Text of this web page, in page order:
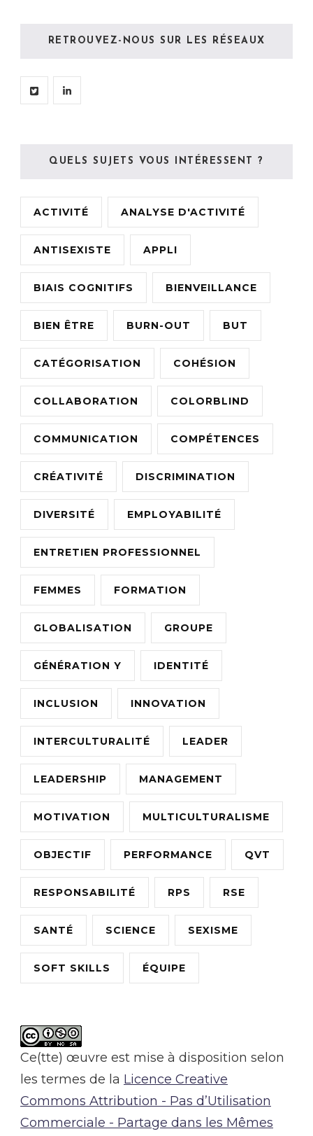
RETROUVEZ-NOUS SUR LES RÉSEAUX
QUELS SUJETS VOUS INTÉRESSENT ?
ACTIVITÉ ANALYSE D'ACTIVITÉ
ANTISEXISTE APPLI
BIAIS COGNITIFS BIENVEILLANCE
BIEN ÊTRE BURN-OUT BUT
CATÉGORISATION COHÉSION
COLLABORATION COLORBLIND
COMMUNICATION COMPÉTENCES
CRÉATIVITÉ DISCRIMINATION
DIVERSITÉ EMPLOYABILITÉ
ENTRETIEN PROFESSIONNEL
FEMMES FORMATION
GLOBALISATION GROUPE
GÉNÉRATION Y IDENTITÉ
INCLUSION INNOVATION
INTERCULTURALITÉ LEADER
LEADERSHIP MANAGEMENT
MOTIVATION MULTICULTURALISME
OBJECTIF PERFORMANCE QVT
RESPONSABILITÉ RPS RSE
SANTÉ SCIENCE SEXISME
SOFT SKILLS ÉQUIPE
Ce(tte) œuvre est mise à disposition selon
les termes de la Licence Creative
Commons Attribution - Pas d’Utilisation
Commerciale - Partage dans les Mêmes